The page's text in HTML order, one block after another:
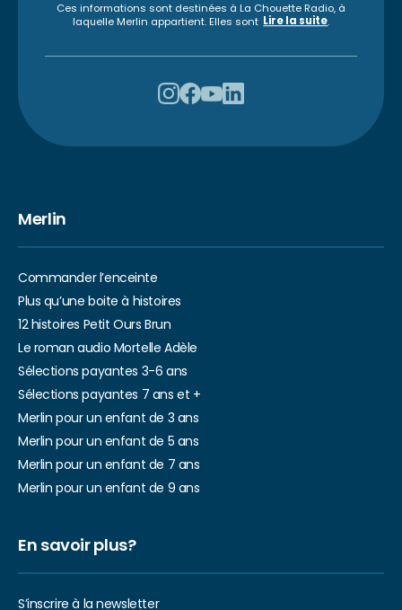
Ces informations sont destinées à La Chouette Radio, à
laquelle Merlin appartient. Elles sont Lire la suite.
Merlin
Commander l’enceinte
Plus qu’une boite à histoires
12 histoires Petit Ours Brun
Le roman audio Mortelle Adèle
Sélections payantes 3-6 ans
Sélections payantes 7 ans et +
Merlin pour un enfant de 3 ans
Merlin pour un enfant de 5 ans
Merlin pour un enfant de 7 ans
Merlin pour un enfant de 9 ans
En savoir plus?
S’inscrire à la newsletter